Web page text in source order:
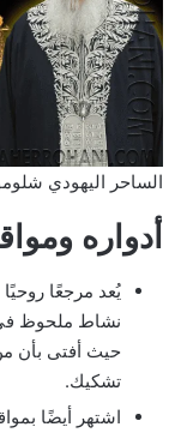
الساحر اليهودي
أدواره
يُعد مرجعًا
نشاط ملحوظ في
حيث أفتى بأن
تشكيك.
اشتهر أيضًا